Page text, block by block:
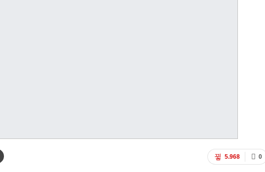
0
5.968